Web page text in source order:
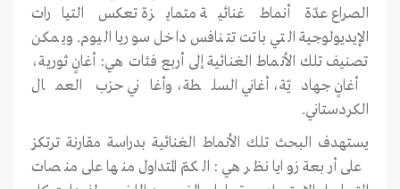
الصراع عدّة أنماط غنائية متمايزة تعكس التيارات
الإيديولوجية التي باتت تتنافس داخل سوريا اليوم. ويمكن
تصنيف تلك الأنماط الغنائية إلى أربع فئات هي: أغانٍ ثورية،
أغانٍ جهاديّة، أغاني السلطة، وأغاني حزب العمال
الكردستاني.
يستهدف البحث تلك الأنماط الغنائية بدراسة مقارنة ترتكز
على أربعة زوايا نظر هي: الكمّ المتداول منها على منصات